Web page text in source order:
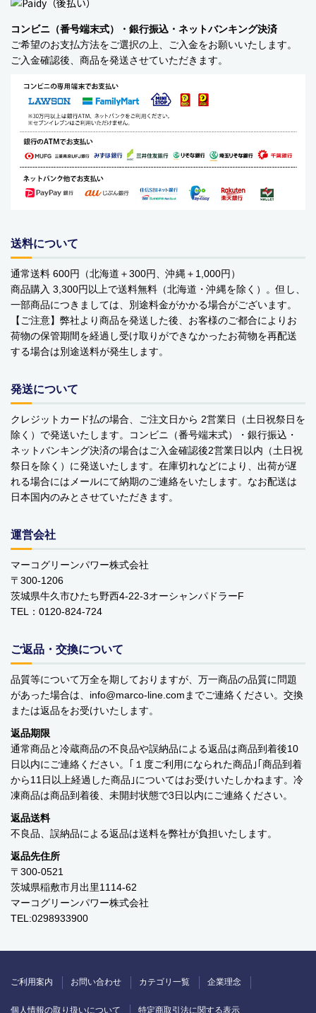
コンビニ（番号端末式）・銀行振込・ネットバンキング決済
ご希望のお支払方法をご選択の上、ご入金をお願いいたします。
ご入金確認後、商品を発送させていただきます。
送料について
通常送料 600円（北海道＋300円、沖縄＋1,000円）
商品購入 3,300円以上で送料無料（北海道・沖縄を除く）。但し、
一部商品につきましては、別途料金がかかる場合がございます。
【ご注意】弊社より商品を発送した後、お客様のご都合によりお
荷物の保管期間を経過し受け取りができなかったお荷物を再配送
する場合は別途送料が発生します。
発送について
クレジットカード払の場合、ご注文日から 2営業日（土日祝祭日を
除く）で発送いたします。コンビニ（番号端末式）・銀行振込・
ネットバンキング決済の場合はご入金確認後2営業日以内（土日祝
祭日を除く）に発送いたします。在庫切れなどにより、出荷が遅
れる場合にはメールにて納期のご連絡をいたします。なお配送は
日本国内のみとさせていただきます。
運営会社
マーコグリーンパワー株式会社
〒300-1206
茨城県牛久市ひたち野西4-22-3オーシャンパドラーF
TEL：0120-824-724
ご返品・交換について
品質等について万全を期しておりますが、万一商品の品質に問題
があった場合は、info
marco-line.com までご連絡ください。交換
または返品をお受けいたします。
返品期限
通常商品と冷蔵商品の不良品や誤納品による返品は商品到着後10
日以内にご連絡ください。｢１度ご利用になられた商品｣｢商品到着
から11日以上経過した商品｣についてはお受けいたしかねます。冷
凍商品は商品到着後、未開封状態で3日以内にご連絡ください。
返品送料
不良品、誤納品による返品は送料を弊社が負担いたします。
返品先住所
〒300-0521
茨城県稲敷市月出里1114-62
マーコグリーンパワー株式会社
TEL:0298933900
ご利用案内 お問い合わせ カテゴリ一覧 企業理念
個人情報の取り扱いについて 特定商取引法に関する表示